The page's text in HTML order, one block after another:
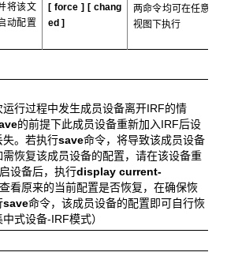
两命令均可在任意
视图下执行
将该文
动配置
[force] [ chang
ed]
行过程中发生成员设备离开IRF的情
的前提下此成员设备重新加入IRF后设
。若执行save命令，将导致该成员设备
恢复该成员设备的配置，请在该设备重
设备后，执行display current-
查看原来的当前配置是否恢复，在确保恢
save命令，该成员设备的配置即可自行恢
式设备-IRF模式）